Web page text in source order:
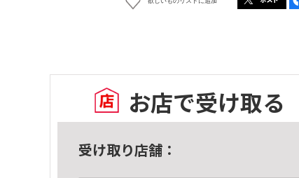
お店で受け取る
受け取り店舗：